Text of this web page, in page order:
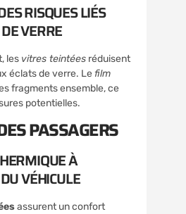
RISQUES LIÉS
VERRE
les vitres teintées réduisent
éclats de verre. Lefilm
fragments ensemble, ce
potentielles.
PASSAGERS
À
VÉHICULE
assurent un confort